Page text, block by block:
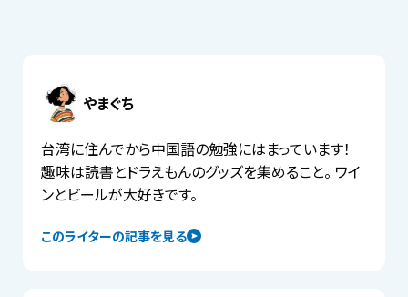
やまぐち
このライターの記事を見る
台湾に住んでから中国語の勉強にはまっています！
趣味は読書とドラえもんのグッズを集めること。 ワイ
ンとビールが大好きです。